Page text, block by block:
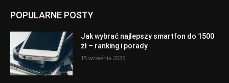
POPULARNE POSTY
Jak wybrać najlepszy smartfon do 1500
zł – ranking i porady
15 września 2025